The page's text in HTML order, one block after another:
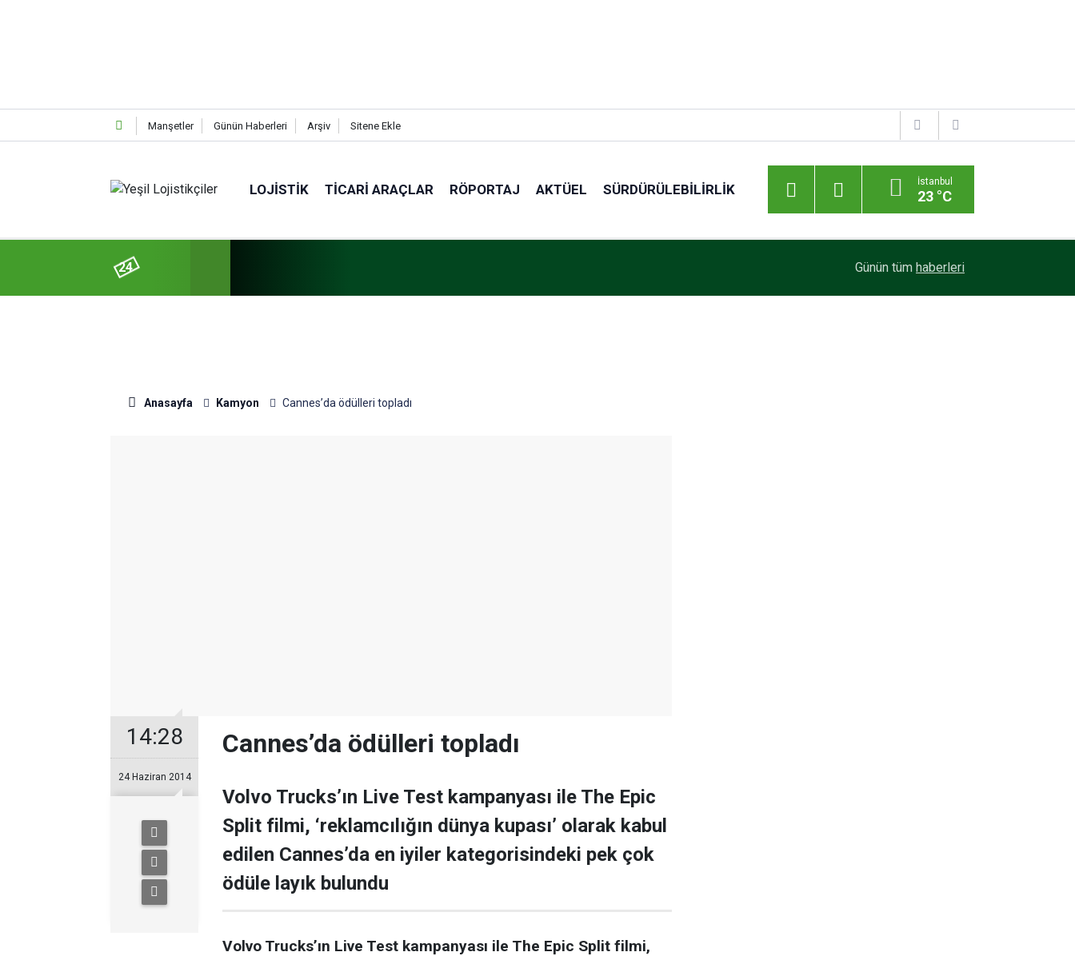
Manşetler Günün Haberleri Arşiv Sitene Ekle
LOJISTIK TICARI ARAÇLAR RÖPORTAJ AKTÜEL SÜRDÜRÜLEBILIRLIK İstanbul
23 °C
24 Günün tüm haberleri
Anasayfa Kamyon Cannes’da ödülleri topladı
14:28
24 Haziran 2014
Cannes’da ödülleri topladı
Volvo Trucks’ın Live Test kampanyası ile The Epic
Split filmi, ‘reklamcılığın dünya kupası’ olarak kabul
edilen Cannes’da en iyiler kategorisindeki pek çok
ödüle layık bulundu
Volvo Trucks’ın Live Test kampanyası ile The Epic Split filmi,